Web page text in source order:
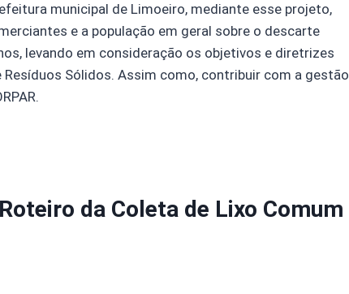
municipal de Limoeiro, mediante esse projeto,
e a população em geral sobre o descarte
levando em consideração os objetivos e diretrizes
Sólidos. Assim como, contribuir com a gestão
da Coleta de Lixo Comum